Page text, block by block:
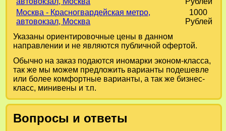
Москва - Красногвардейская метро,
автовокзал, Москва
1000
Рублей
Указаны ориентировочные цены в данном
направлении и не являются публичной офертой.
Обычно на заказ подаются иномарки эконом-класса,
так же мы можем предложить варианты подешевле
или более комфортные варианты, а так же бизнес-
класс, минивены и т.п.
Вопросы и ответы